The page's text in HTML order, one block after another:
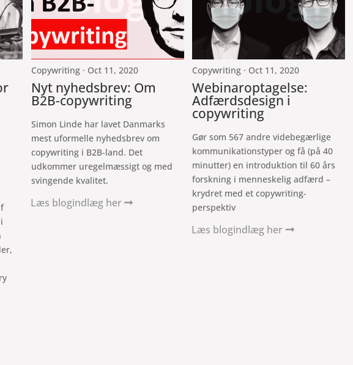
Copywriting · Oct 11, 2020
Nyt nyhedsbrev: Om
B2B-copywriting
Simon Linde har lavet Danmarks
mest uformelle nyhedsbrev om
copywriting i B2B-land. Det
udkommer uregelmæssigt og med
svingende kvalitet.
Læs blogindlæg her
Copywriting · Oct 11, 2020
Webinaroptagelse:
Adfærdsdesign i
copywriting
Gør som 567 andre videbegærlige
kommunikationstyper og få (på 40
minutter) en introduktion til 60 års
forskning i menneskelig adfærd –
krydret med et copywriting-
perspektiv
Læs blogindlæg her